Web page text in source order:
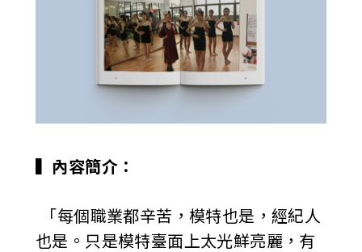
▍內容簡介：
「每個職業都辛苦，模特也是，經紀人
也是。只是模特臺面上太光鮮亮麗，有